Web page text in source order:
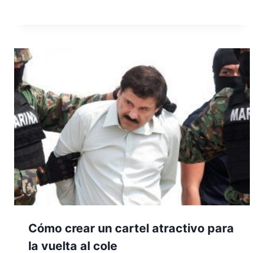
Cómo crear un cartel atractivo para
la vuelta al cole